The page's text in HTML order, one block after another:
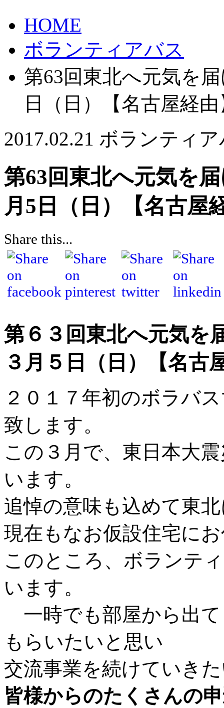
HOME
ボランティアバス
第63回東北へ元気を
日（日）【名古屋経由
2017.02.21 ボランティア
第63回東北へ元気を
月5日（日）【名古屋
Share this...
第６３回東北へ元気
３月５日（日）【名古
２０１７年初のボラバ
致します。
この３月で、東日本大
います。
追悼の意味も込めて東
現在もなお仮設住宅に
このところ、ボランテ
います。
一時でも部屋から出
もらいたいと思い
交流事業を続けていき
皆様からのたくさんの